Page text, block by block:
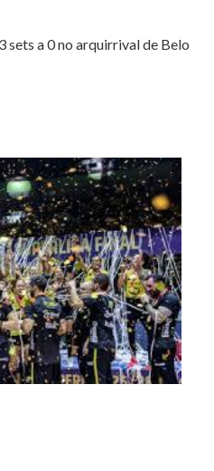
sets a 0 no arquirrival de Belo